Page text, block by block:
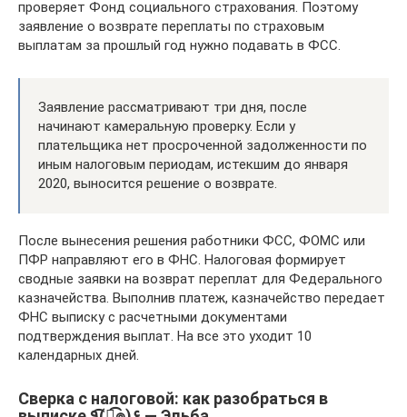
проверяет Фонд социального страхования. Поэтому
заявление о возврате переплаты по страховым
выплатам за прошлый год нужно подавать в ФСС.
Заявление рассматривают три дня, после
начинают камеральную проверку. Если у
плательщика нет просроченной задолженности по
иным налоговым периодам, истекшим до января
2020, выносится решение о возврате.
После вынесения решения работники ФСС, ФОМС или
ПФР направляют его в ФНС. Налоговая формирует
сводные заявки на возврат переплат для Федерального
казначейства. Выполнив платеж, казначейство передает
ФНС выписку с расчетными документами
подтверждения выплат. На все это уходит 10
календарных дней.
Сверка с налоговой: как разобраться в